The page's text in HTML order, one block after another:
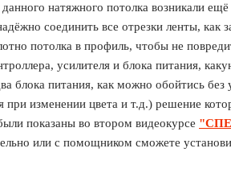
натяжного потолка возникали
соединить все отрезки ленты, как
потолка в профиль, чтобы не
усилителя и блока питания,
блока питания, как можно обойтись без
при изменении цвета и т.д.) решение
показаны во втором видеокурсе
или с помощником сможете